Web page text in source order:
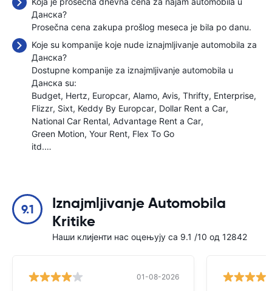
Данска?
Prosečna cena zakupa prošlog meseca je bila po danu.
Koje su kompanije koje nude iznajmljivanje automobila za
Данска?
Dostupne kompanije za iznajmljivanje automobila u
Данска su:
Budget Hertz Europcar Alamo Avis Thrifty Enterprise
Flizzr Sixt Keddy By Europcar Dollar Rent a Car
National Car Rental Advantage Rent a Car
Green Motion Your Rent Flex To Go
itd.…
9.1
Iznajmljivanje Automobila
Kritike
Наши клијенти нас оцењују са 9.1 /10 од 12842
01-08-2026